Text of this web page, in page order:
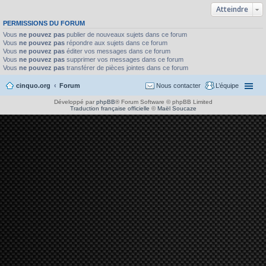
Atteindre
PERMISSIONS DU FORUM
Vous ne pouvez pas publier de nouveaux sujets dans ce forum
Vous ne pouvez pas répondre aux sujets dans ce forum
Vous ne pouvez pas éditer vos messages dans ce forum
Vous ne pouvez pas supprimer vos messages dans ce forum
Vous ne pouvez pas transférer de pièces jointes dans ce forum
cinquo.org Forum L’équipe
Nous contacter
Développé par phpBB® Forum Software © phpBB Limited
Traduction française officielle ©Maël Soucaze